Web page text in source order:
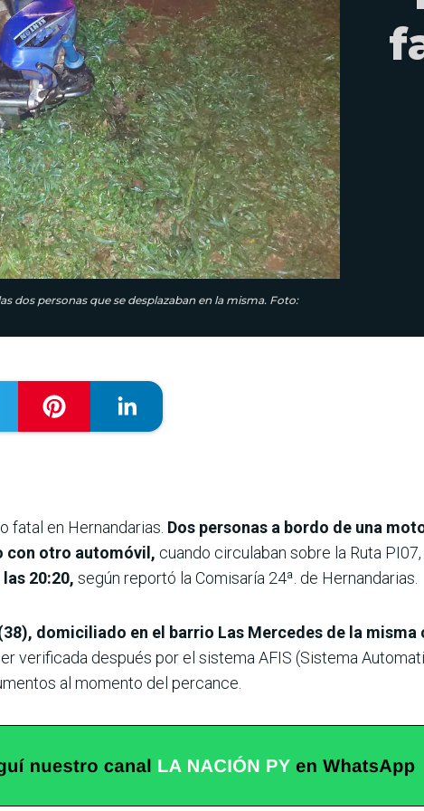
dos personas que se desplazaban en la misma. Foto:
fatal en Hernandarias. Dos personas a bordo de una
con otro automóvil, cuando circulaban sobre la Ruta
20:20, según reportó la Comisaría 24ª. de Hernandarias.
domiciliado en el barrio Las Mercedes de la misma
verificada después por el sistema AFIS (Sistema
al momento del percance.